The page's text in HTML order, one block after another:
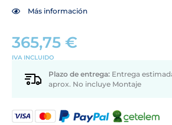
Más información
365,75 €
IVA INCLUIDO
Plazo de entrega: Entrega
aprox. No incluye Montaje